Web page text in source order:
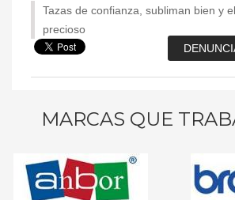
Tazas de confianza, subliman bien y
precioso
MARCAS QUE